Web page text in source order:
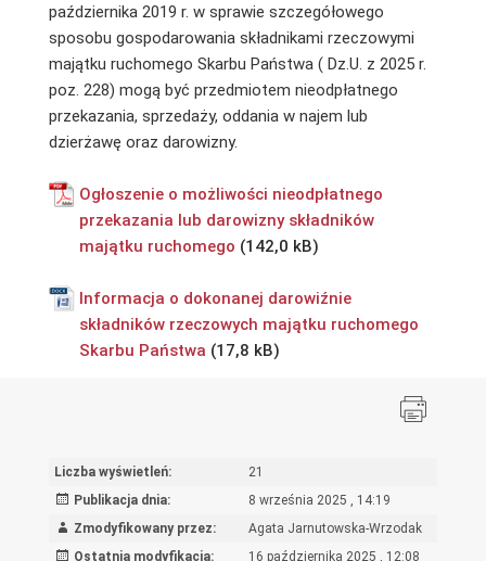
października 2019 r. w sprawie szczegółowego
sposobu gospodarowania składnikami rzeczowymi
majątku ruchomego Skarbu Państwa ( Dz.U. z 2025 r.
poz. 228) mogą być przedmiotem nieodpłatnego
przekazania, sprzedaży, oddania w najem lub
dzierżawę oraz darowizny.
Ogłoszenie o możliwości nieodpłatnego
przekazania lub darowizny składników
majątku ruchomego
Informacja o dokonanej darowiźnie
składników rzeczowych majątku ruchomego
Skarbu Państwa
Liczba wyświetleń:
21
Publikacja dnia:
8 września 2025 , 14:19
Zmodyfikowany przez:
Agata Jarnutowska-Wrzodak
Ostatnia modyfikacja:
16 października 2025 , 12:08